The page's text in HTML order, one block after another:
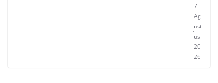
7
Ag
ust
us
20
26